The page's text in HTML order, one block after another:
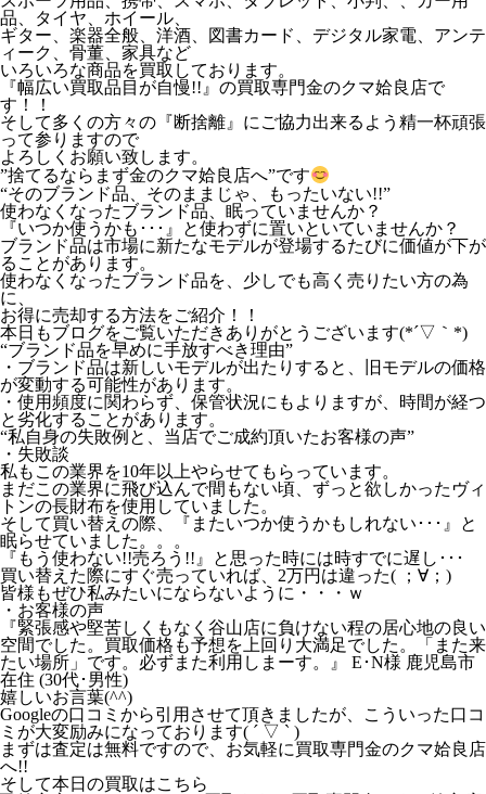
品、タイヤ、ホイール、
ギター、楽器全般、洋酒、図書カード、デジタル家電、アンテ
ィーク、骨董、家具など
いろいろな商品を買取しております。
『幅広い買取品目が自慢!!』の買取専門金のクマ姶良店で
す！！
そして多くの方々の『断捨離』にご協力出来るよう精一杯頑張
って参りますので
よろしくお願い致します。
”捨てるならまず金のクマ姶良店へ”です
“そのブランド品、そのままじゃ、もったいない!!”
使わなくなったブランド品、眠っていませんか？
『いつか使うかも･･･』と使わずに置いといていませんか？
ブランド品は市場に新たなモデルが登場するたびに価値が下が
ることがあります。
使わなくなったブランド品を、少しでも高く売りたい方の為
に、
お得に売却する方法をご紹介！！
本日もブログをご覧いただきありがとうございます(*´▽｀*)
“ブランド品を早めに手放すべき理由”
・ブランド品は新しいモデルが出たりすると、旧モデルの価格
が変動する可能性があります。
・使用頻度に関わらず、保管状況にもよりますが、時間が経つ
と劣化することがあります。
“私自身の失敗例と、当店でご成約頂いたお客様の声”
・失敗談
私もこの業界を10年以上やらせてもらっています。
まだこの業界に飛び込んで間もない頃、ずっと欲しかったヴィ
トンの長財布を使用していました。
そして買い替えの際、『またいつか使うかもしれない･･･』と
眠らせていました。。。
『もう使わない!!売ろう!!』と思った時には時すでに遅し･･･
買い替えた際にすぐ売っていれば、2万円は違った( ；∀；)
皆様もぜひ私みたいにならないように・・・ｗ
・お客様の声
『緊張感や堅苦しくもなく谷山店に負けない程の居心地の良い
空間でした。買取価格も予想を上回り大満足でした。「また来
たい場所」です。必ずまた利用しまーす。』 E･N様 鹿児島市
在住 (30代･男性)
嬉しいお言葉(^^)
Googleの口コミから引用させて頂きましたが、こういった口コ
ミが大変励みになっております( ´ ▽ ` )
まずは査定は無料ですので、お気軽に買取専門金のクマ姶良店
へ!!
そして本日の買取はこちら